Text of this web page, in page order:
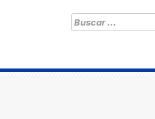
Buscar: